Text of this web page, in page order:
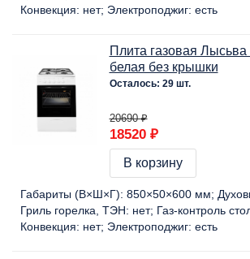
Конвекция: нет Электроподжиг: есть
Плита газовая
белая без крышки
Осталось: 29 шт.
20690 ₽
18520 ₽
В корзину
Габариты (В×Ш×Г): 850×50×600 мм
Гриль горелка, ТЭН: нет Газ-контроль
Конвекция: нет Электроподжиг: есть